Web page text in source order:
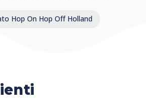
Hop On Hop Off Holland